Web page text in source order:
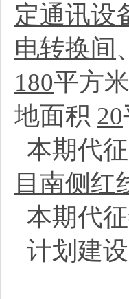
定通讯设
电转换间
180平方
地面积 20
本期代
目南侧红
本期代
计划建